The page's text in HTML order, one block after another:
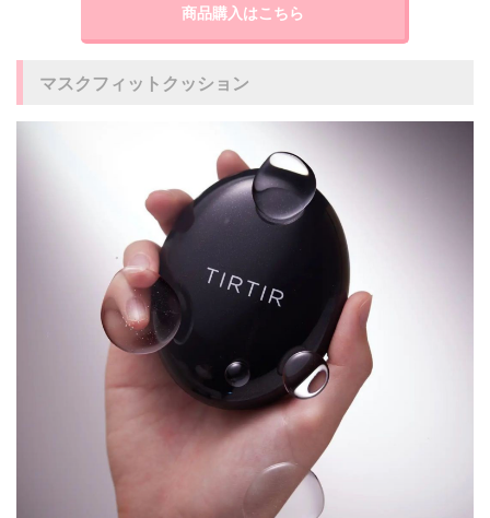
商品購入はこちら
マスクフィットクッション